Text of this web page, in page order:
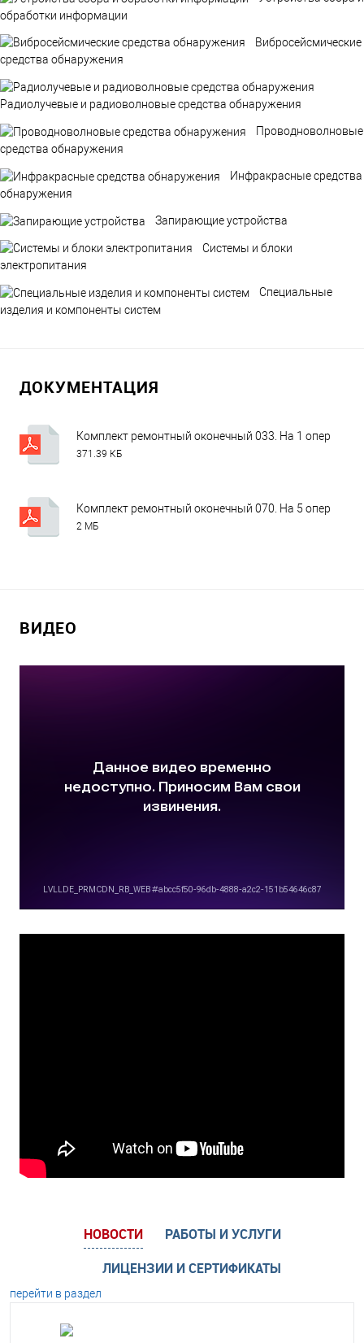
обработки информации
Вибросейсмические
средства обнаружения
Радиолучевые и радиоволновые средства обнаружения
Проводноволновые
средства обнаружения
Инфракрасные средства
обнаружения
Запирающие устройства
Системы и блоки
электропитания
Специальные
изделия и компоненты систем
ДОКУМЕНТАЦИЯ
Комплект ремонтный оконечный 033. На 1 операцию.
371.39 КБ
Комплект ремонтный оконечный 070. На 5 операций.
2 МБ
ВИДЕО
НОВОСТИ
РАБОТЫ И УСЛУГИ
ЛИЦЕНЗИИ И СЕРТИФИКАТЫ
перейти в раздел